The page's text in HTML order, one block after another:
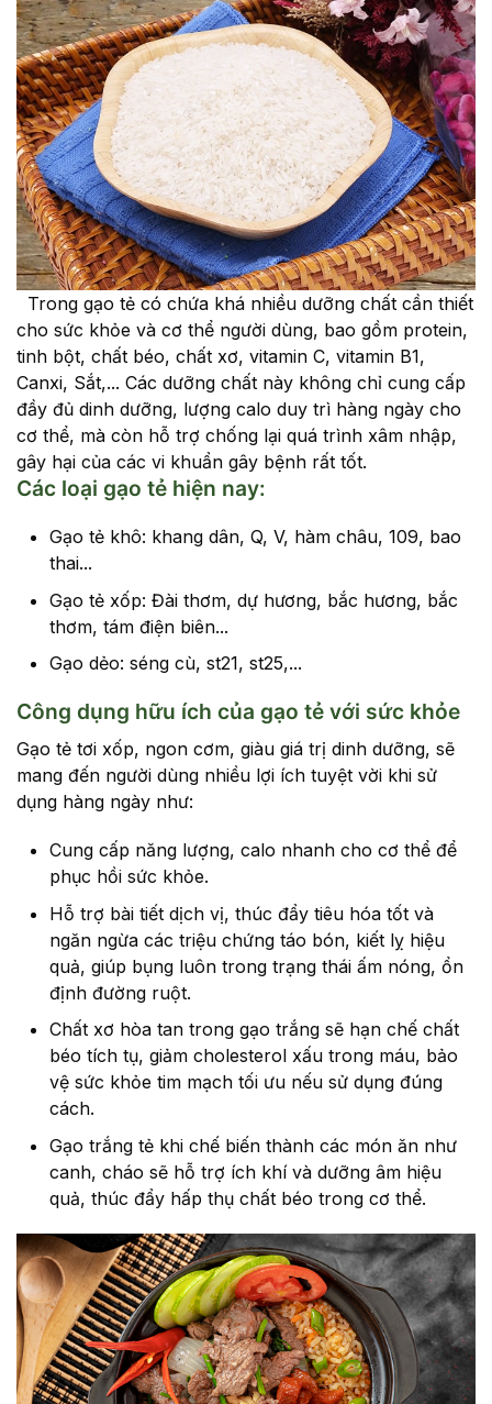
Trong gạo tẻ có chứa khá nhiều dưỡng chất cần thiết
cho sức khỏe và cơ thể người dùng, bao gồm protein,
tinh bột, chất béo, chất xơ, vitamin C, vitamin B1,
Canxi, Sắt,... Các dưỡng chất này không chỉ cung cấp
đầy đủ dinh dưỡng, lượng calo duy trì hàng ngày cho
cơ thể, mà còn hỗ trợ chống lại quá trình xâm nhập,
gây hại của các vi khuẩn gây bệnh rất tốt.
Các loại gạo tẻ hiện nay:
Gạo tẻ khô: khang dân, Q, V, hàm châu, 109, bao
thai...
Gạo tẻ xốp: Đài thơm, dự hương, bắc hương, bắc
thơm, tám điện biên...
Gạo dẻo: séng cù, st21, st25,...
Công dụng hữu ích của gạo tẻ với sức khỏe
Gạo tẻ tơi xốp, ngon cơm, giàu giá trị dinh dưỡng, sẽ
mang đến người dùng nhiều lợi ích tuyệt vời khi sử
dụng hàng ngày như:
Cung cấp năng lượng, calo nhanh cho cơ thể để
phục hồi sức khỏe.
Hỗ trợ bài tiết dịch vị, thúc đẩy tiêu hóa tốt và
ngăn ngừa các triệu chứng táo bón, kiết lỵ hiệu
quả, giúp bụng luôn trong trạng thái ấm nóng, ổn
định đường ruột.
Chất xơ hòa tan trong gạo trắng sẽ hạn chế chất
béo tích tụ, giảm cholesterol xấu trong máu, bảo
vệ sức khỏe tim mạch tối ưu nếu sử dụng đúng
cách.
Gạo trắng tẻ khi chế biến thành các món ăn như
canh, cháo sẽ hỗ trợ ích khí và dưỡng âm hiệu
quả, thúc đẩy hấp thụ chất béo trong cơ thể.